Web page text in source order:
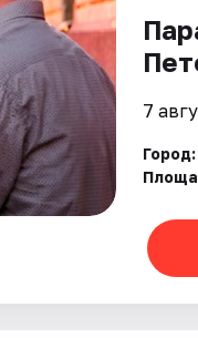
7
Город: